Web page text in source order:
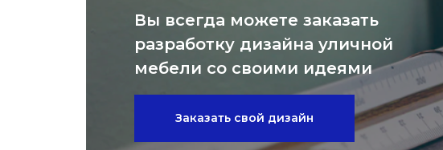
Вы всегда можете заказать
разработку дизайна уличной
мебели со своими идеями
Заказать свой дизайн